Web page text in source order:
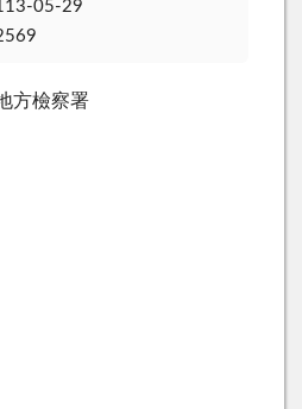
05-29
方檢察署